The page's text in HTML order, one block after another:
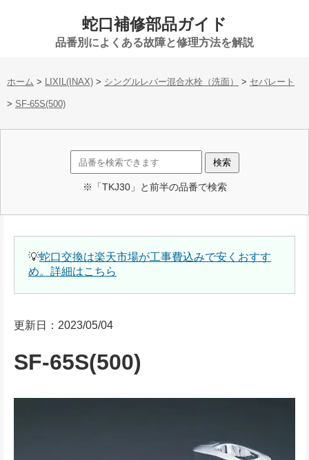
蛇口補修部品ガイド
品番別によくある故障と修理方法を解説
ホーム > LIXIL(INAX) > シングルレバー混合水栓（洗面） > セパレート
> SF-65S(500)
※「TKJ30」と前半の品番で検索
💡蛇口交換は楽天市場が工事費込みで安くおすす
め。詳細はこちら
更新日：2023/05/04
SF-65S(500)